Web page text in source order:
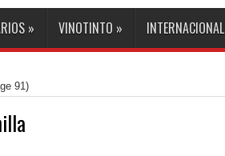
» VINOTINTO » INTERNACIONAL
91)